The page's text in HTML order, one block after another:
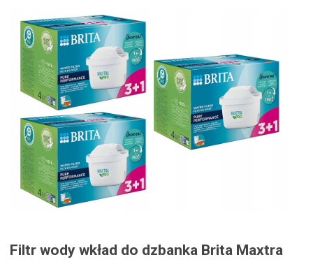
Filtr wody wkład do dzbanka Brita Maxtra